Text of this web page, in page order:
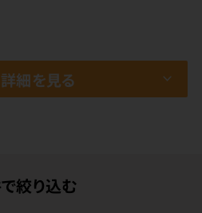
細を見る
絞り込む